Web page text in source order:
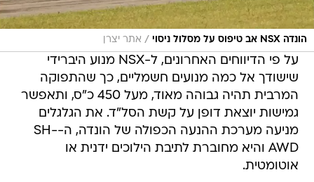
הונדה NSX אב טיפוס על מסלול ניסוי / אתר יצרן
על פי הדיווחים האחרונים, ל-NSX מנוע היברידי
שישודך אל כמה מנועים חשמליים, כך שהתפוקה
המרבית תהיה גבוהה מאוד, מעל 450 כ"ס, ותאפשר
גמישות יוצאת דופן על קשת הסל"ד. את הגלגלים
מניעה מערכת ההנעה הכפולה של הונדה, ה-SH-
AWD והיא מחוברת לתיבת הילוכים ידנית או
אוטומטית.